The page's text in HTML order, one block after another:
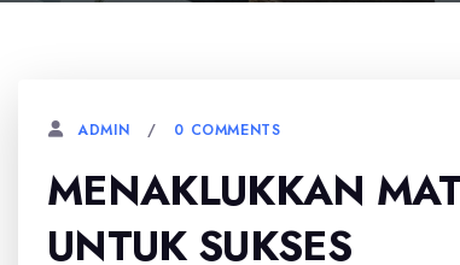
ADMIN 0 COMMENTS
MENAKLUKKAN
UNTUK SUKSES